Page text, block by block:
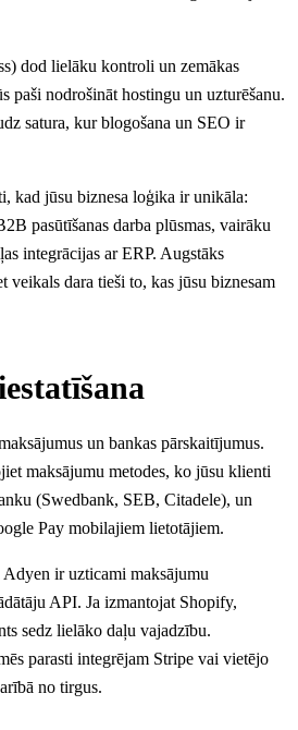
dod lielāku kontroli un zemākas
paši nodrošināt hostingu un uzturēšanu.
satura, kur blogošana un SEO ir
kad jūsu biznesa loģika ir unikāla:
pasūtīšanas darba plūsmas, vairāku
integrācijas ar ERP. Augstāks
veikals dara tieši to, kas jūsu biznesam
un bankas pārskaitījumus.
maksājumu metodes, ko jūsu klienti
(Swedbank, SEB, Citadele), un
Pay mobilajiem lietotājiem.
ir uzticami maksājumu
API. Ja izmantojat Shopify,
sedz lielāko daļu vajadzību.
parasti integrējam Stripe vai vietējo
no tirgus.